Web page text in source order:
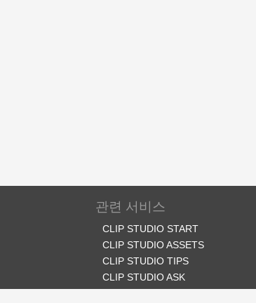
관련 서비스
CLIP STUDIO START
CLIP STUDIO ASSETS
CLIP STUDIO TIPS
CLIP STUDIO ASK